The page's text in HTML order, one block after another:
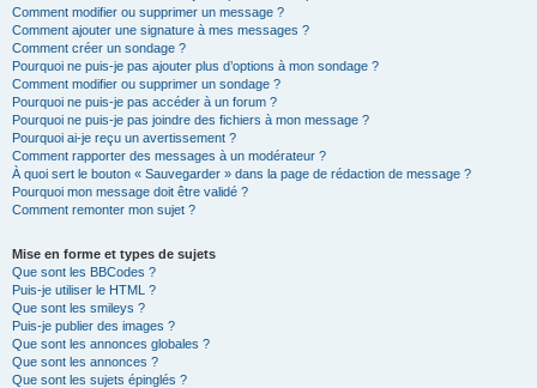
Comment modifier ou supprimer un message ?
Comment ajouter une signature à mes messages ?
Comment créer un sondage ?
Pourquoi ne puis-je pas ajouter plus d’options à mon sondage ?
Comment modifier ou supprimer un sondage ?
Pourquoi ne puis-je pas accéder à un forum ?
Pourquoi ne puis-je pas joindre des fichiers à mon message ?
Pourquoi ai-je reçu un avertissement ?
Comment rapporter des messages à un modérateur ?
À quoi sert le bouton « Sauvegarder » dans la page de rédaction de message ?
Pourquoi mon message doit être validé ?
Comment remonter mon sujet ?
Mise en forme et types de sujets
Que sont les BBCodes ?
Puis-je utiliser le HTML ?
Que sont les smileys ?
Puis-je publier des images ?
Que sont les annonces globales ?
Que sont les annonces ?
Que sont les sujets épinglés ?